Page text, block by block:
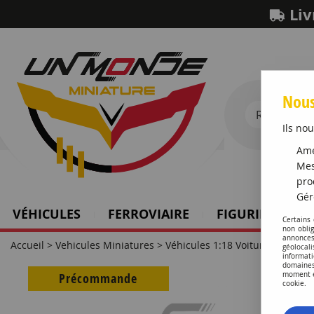
VÉHICULES FERROVIAIRE FIGURINES
Accueil > Vehicules Miniatures > Véhicules 1:18 Voitures >
Précommande
Ils
Certains
non
moment
cookie.